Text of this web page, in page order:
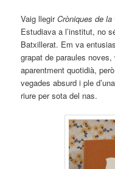
Vaig llegirCròniques de
Estudiava a l’institut, no
Batxillerat. Em va
grapat de paraules
aparentment quotidià,
vegades absurd i ple
riure per sota del nas.